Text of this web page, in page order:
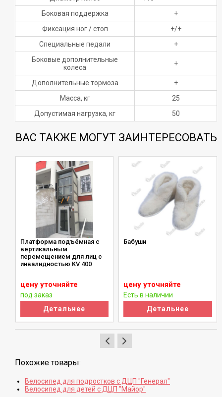
Боковая поддержка
+
Фиксация ног / стоп
+/+
Специальные педали
+
Боковые дополнительные
колеса
+
Дополнительные тормоза
+
Масса, кг
25
Допустимая нагрузка, кг
50
ВАС ТАКЖЕ МОГУТ ЗАИНТЕРЕСОВАТЬ
Платформа подъёмная с
вертикальным
перемещением для лиц с
инвалидностью KV 400
цену уточняйте
под заказ
Детальнее
Бабуши
цену уточняйте
Есть в наличии
Детальнее
Похожие товары:
Велосипед для подростков с ДЦП "Генерал"
Велосипед для детей с ДЦП "Майор"